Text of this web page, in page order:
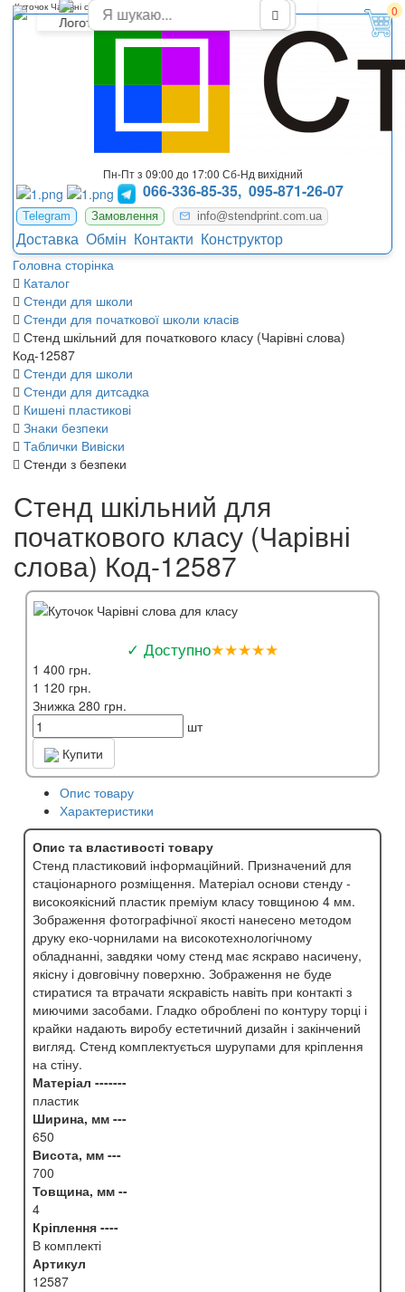
0
Пн-Пт з 09:00 до 17:00 Сб-Нд вихідний
066-336-85-35, 095-871-26-07
Telegram Замовлення info@stendprint.com.ua
Доставка Обмін Контакти Конструктор
Головна сторінка
Каталог
Стенди для школи
Стенди для початкової школи класів
Стенд шкільний для початкового класу (Чарівні слова)
Код-12587
Стенди для школи
Стенди для дитсадка
Кишені пластикові
Знаки безпеки
Таблички Вивіски
Стенди з безпеки
Куточок Чарівні слова для класу
Стенд шкільний для
початкового класу (Чарівні
слова) Код-12587
✓ Доступно★★★★★
1 400 грн.
1 120 грн.
Знижка 280 грн.
шт
Купити
Опис товару
Характеристики
Опис та властивості товару
Стенд пластиковий інформаційний. Призначений для
стаціонарного розміщення. Матеріал основи стенду -
високоякісний пластик преміум класу товщиною 4 мм.
Зображення фотографічної якості нанесено методом
друку еко-чорнилами на високотехнологічному
обладнанні, завдяки чому стенд має яскраво насичену,
якісну і довговічну поверхню. Зображення не буде
стиратися та втрачати яскравість навіть при контакті з
миючими засобами. Гладко оброблені по контуру торці і
крайки надають виробу естетичний дизайн і закінчений
вигляд. Стенд комплектується шурупами для кріплення
на стіну.
Матеріал -------
пластик
Ширина, мм ---
650
Висота, мм ---
700
Товщина, мм --
4
Кріплення ----
В комплекті
Артикул
12587